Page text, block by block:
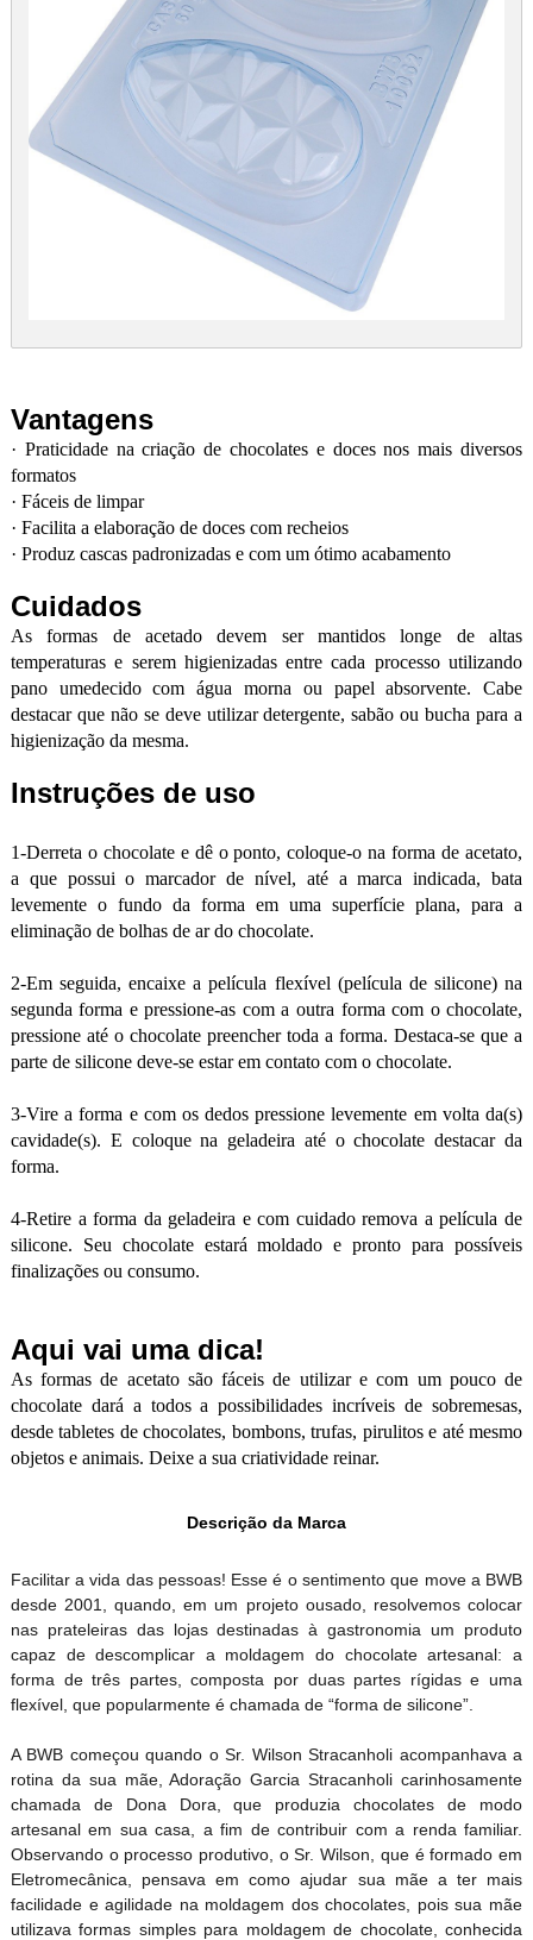
Vantagens
· Praticidade na criação de chocolates e doces nos mais diversos
formatos
· Fáceis de limpar
· Facilita a elaboração de doces com recheios
· Produz cascas padronizadas e com um ótimo acabamento
Cuidados
As formas de acetado devem ser mantidos longe de altas
temperaturas e serem higienizadas entre cada processo utilizando
pano umedecido com água morna ou papel absorvente. Cabe
destacar que não se deve utilizar detergente, sabão ou bucha para a
higienização da mesma.
Instruções de uso
1-Derreta o chocolate e dê o ponto, coloque-o na forma de acetato,
a que possui o marcador de nível, até a marca indicada, bata
levemente o fundo da forma em uma superfície plana, para a
eliminação de bolhas de ar do chocolate.
2-Em seguida, encaixe a película flexível (película de silicone) na
segunda forma e pressione-as com a outra forma com o chocolate,
pressione até o chocolate preencher toda a forma. Destaca-se que a
parte de silicone deve-se estar em contato com o chocolate.
3-Vire a forma e com os dedos pressione levemente em volta da(s)
cavidade(s). E coloque na geladeira até o chocolate destacar da
forma.
4-Retire a forma da geladeira e com cuidado remova a película de
silicone. Seu chocolate estará moldado e pronto para possíveis
finalizações ou consumo.
Aqui vai uma dica!
As formas de acetato são fáceis de utilizar e com um pouco de
chocolate dará a todos a possibilidades incríveis de sobremesas,
desde tabletes de chocolates, bombons, trufas, pirulitos e até mesmo
objetos e animais. Deixe a sua criatividade reinar.
Descrição da Marca
Facilitar a vida das pessoas! Esse é o sentimento que move a BWB
desde 2001, quando, em um projeto ousado, resolvemos colocar
nas prateleiras das lojas destinadas à gastronomia um produto
capaz de descomplicar a moldagem do chocolate artesanal: a
forma de três partes, composta por duas partes rígidas e uma
flexível, que popularmente é chamada de “forma de silicone”.
A BWB começou quando o Sr. Wilson Stracanholi acompanhava a
rotina da sua mãe, Adoração Garcia Stracanholi carinhosamente
chamada de Dona Dora, que produzia chocolates de modo
artesanal em sua casa, a fim de contribuir com a renda familiar.
Observando o processo produtivo, o Sr. Wilson, que é formado em
Eletromecânica, pensava em como ajudar sua mãe a ter mais
facilidade e agilidade na moldagem dos chocolates, pois sua mãe
utilizava formas simples para moldagem de chocolate, conhecida